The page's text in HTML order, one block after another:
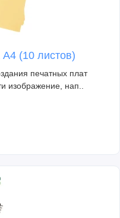
(10 листов)
печатных плат
изображение, нап..